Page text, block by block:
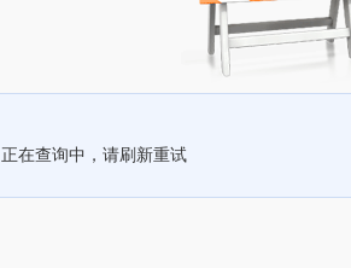
正在查询中，请刷新重试